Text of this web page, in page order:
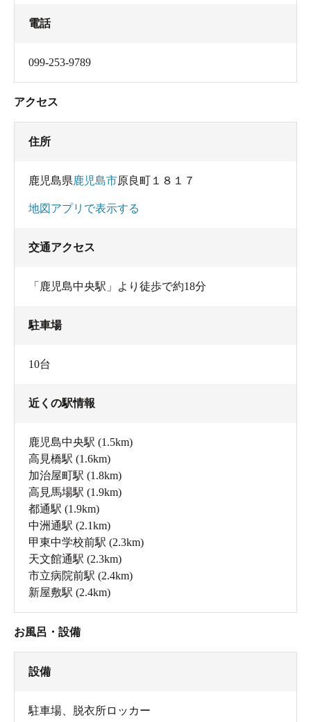
電話
099-253-9789
アクセス
住所
鹿児島県鹿児島市原良町１８１７
地図アプリで表示する
交通アクセス
「鹿児島中央駅」より徒歩で約18分
駐車場
10台
近くの駅情報
鹿児島中央駅 (1.5km)
高見橋駅 (1.6km)
加治屋町駅 (1.8km)
高見馬場駅 (1.9km)
都通駅 (1.9km)
中洲通駅 (2.1km)
甲東中学校前駅 (2.3km)
天文館通駅 (2.3km)
市立病院前駅 (2.4km)
新屋敷駅 (2.4km)
お風呂・設備
設備
駐車場 脱衣所ロッカー